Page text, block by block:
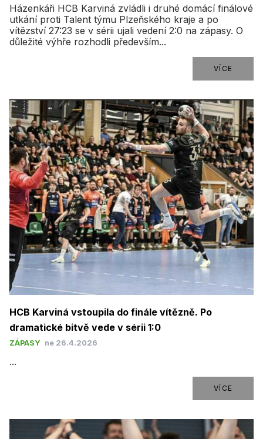
Házenkáři HCB Karviná zvládli i druhé domácí finálové
utkání proti Talent týmu Plzeňského kraje a po
vítězství 27:23 se v sérii ujali vedení 2:0 na zápasy. O
důležité výhře rozhodli především...
VÍCE
HCB Karviná vstoupila do finále vítězně. Po
dramatické bitvě vede v sérii 1:0
ZÁPASY ne 26.4.2026
...
VÍCE